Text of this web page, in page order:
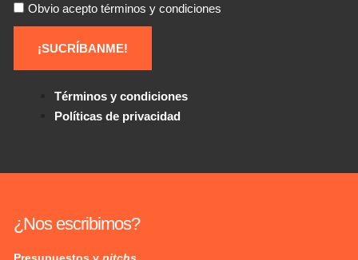
Obvio acepto términos y condiciones
¡SUCRÍBANME!
Términos y condiciones
Políticas de privacidad
¿Nos escribimos?